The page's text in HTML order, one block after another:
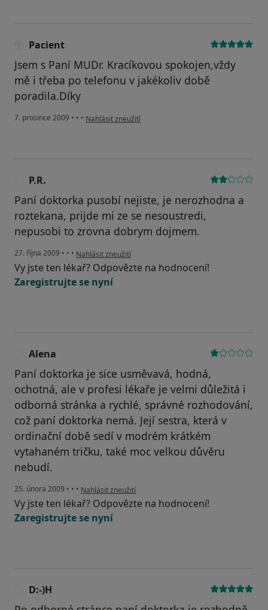
Pacient
Jsem s Paní MUDr. Kracíkovou spokojen,vždy
mě i třeba po telefonu v jakékoliv době
poradila.Díky
7. prosince 2009 • • • podle názoru uživatele Pacient
Nahlásit zneužití
P.R.
Paní doktorka pusobí nejiste, je nerozhodna a
roztekana, prijde mi ze se nesoustredi,
nepusobi to zrovna dobrym dojmem.
27. října 2009 • • • podle názoru uživatele P.R.
Nahlásit zneužití
Vy jste ten lékař? Odpovězte na hodnocení!
Zaregistrujte se nyní
Alena
Paní doktorka je sice usměvavá, hodná,
ochotná, ale v profesi lékaře je velmi důležitá i
odborná stránka a rychlé, správné rozhodování,
což paní doktorka nemá. Její sestra, která v
ordinační době sedí v modrém krátkém
vytahaném tričku, také moc velkou důvěru
nebudí.
25. února 2009 • • • podle názoru uživatele Alena
Nahlásit zneužití
Vy jste ten lékař? Odpovězte na hodnocení!
Zaregistrujte se nyní
D:-)H